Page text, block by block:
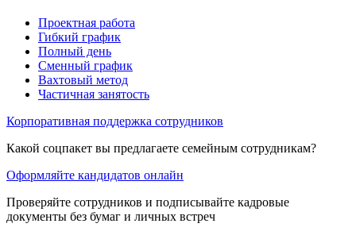
Проектная работа
Гибкий график
Полный день
Сменный график
Вахтовый метод
Частичная занятость
Корпоративная поддержка сотрудников
Какой соцпакет вы предлагаете семейным сотрудникам?
Оформляйте кандидатов онлайн
Проверяйте сотрудников и подписывайте кадровые
документы без бумаг и личных встреч